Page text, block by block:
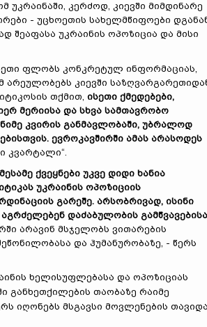
უკრაინაში, კერძოდ, კიევში მიმდინარე
- უცხოეთის სახელმწიფოები
შეაფასა უკრაინის ოპოზიცია და მისი
ფლობს კონკრეტულ ინფორმაციას,
კიევში
თქმით, ისეთი ქმედებები,
მერიისა და სხვა სამთავრობო
კვირის განმავლობაში, უბრალოდ
ევროკავშირში ამას არასოდეს
კვარტალი“.
მესამე ქვეყნები უკვე დიდი ხანია
უკრაინის ოპოზიციის
გარეშე. არსობრივად, ისინი
აგრძელებენ დაძაბულობის გამწვავებისა
არავინ მსჯელობს ვითარების
და ჰუმანურობაზე, - წერს
ხელისუფლებასა და ოპოზიციას
განხეთქილების თაობაზე რაიმე
იღონებს მსგავსი მოვლენების